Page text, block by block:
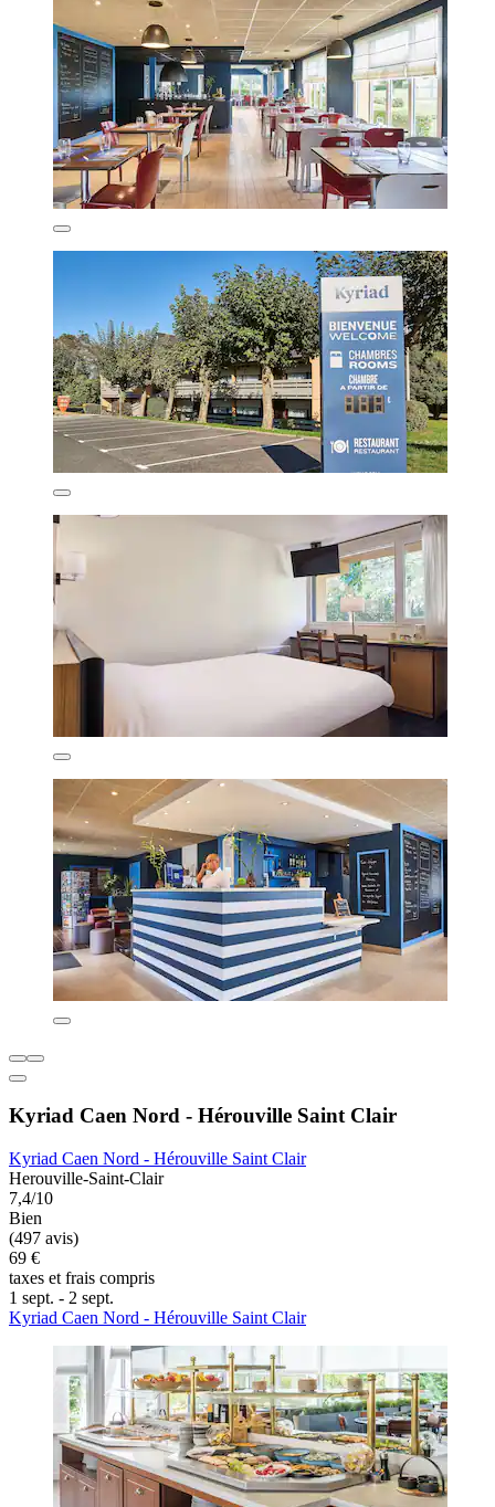
Kyriad Caen Nord - Hérouville Saint Clair
Kyriad Caen Nord - Hérouville Saint Clair
Herouville-Saint-Clair
7,4/10
Bien
(497 avis)
69 €
taxes et frais compris
1 sept. - 2 sept.
Kyriad Caen Nord - Hérouville Saint Clair